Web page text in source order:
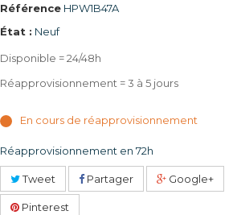
Référence HPW1B47A
État : Neuf
Disponible = 24/48h
Réapprovisionnement = 3 à 5 jours
En cours de réapprovisionnement
Réapprovisionnement en 72h
Tweet Partager Google+
Pinterest